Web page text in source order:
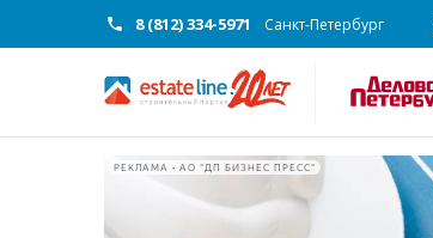
8 (812) 334-5971 Санкт-Петербург
РЕКЛАМА • АО "ДП БИЗНЕС ПРЕСС"